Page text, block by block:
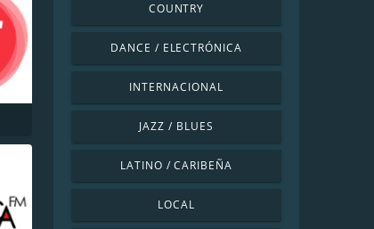
COUNTRY
DANCE / ELECTRÓNICA
INTERNACIONAL
JAZZ / BLUES
LATINO / CARIBEÑA
LOCAL